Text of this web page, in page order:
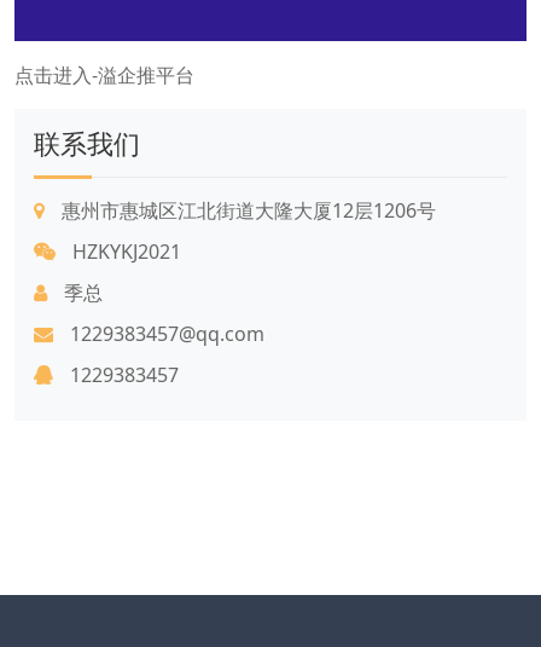
点击进入-溢企推平台
联系我们
惠州市惠城区江北街道大隆大厦12层1206号
HZKYKJ2021
季总
1229383457@qq.com
1229383457